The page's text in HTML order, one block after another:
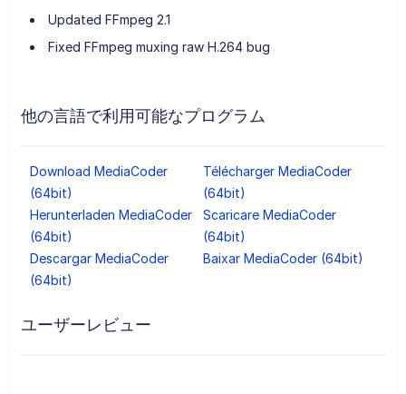
Updated FFmpeg 2.1
Fixed FFmpeg muxing raw H.264 bug
他の言語で利用可能なプログラム
Download MediaCoder
(64bit)
Télécharger MediaCoder
(64bit)
Herunterladen MediaCoder
(64bit)
Scaricare MediaCoder
(64bit)
Descargar MediaCoder
(64bit)
Baixar MediaCoder (64bit)
ユーザーレビュー